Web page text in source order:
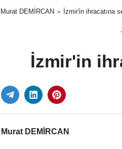
Murat DEMİRCAN İzmir'in ihracatına
İzmir'in
Murat DEMİRCAN